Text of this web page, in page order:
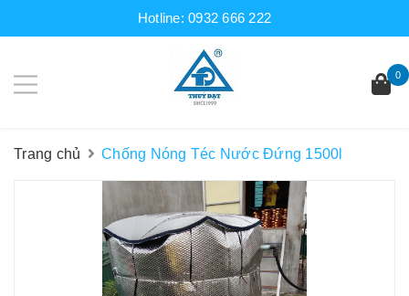
Hotline:0932 666 222
0
Trang chủ Chống Nóng Téc Nước Đứng 1500l